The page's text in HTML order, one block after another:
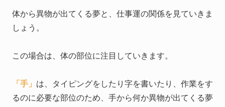
体から異物が出てくる夢と、仕事運の関係を見ていきま
しょう。
この場合は、体の部位に注目していきます。
「手」 は、タイピングをしたり字を書いたり、作業をす
るのに必要な部位のため、手から何か異物が出てくる夢